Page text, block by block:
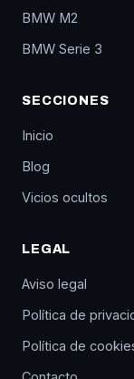
BMW M2
BMW Serie 3
SECCIONES
Inicio
Blog
Vicios ocultos
LEGAL
Aviso legal
Política de
Política de